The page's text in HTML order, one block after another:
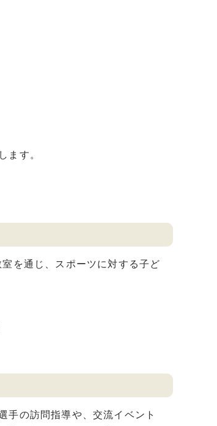
ます。
を通じ、スポーツに対する子ど
の訪問指導や、交流イベント